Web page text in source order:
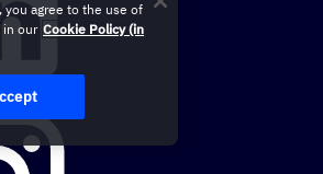
you agree to the use of
in our Cookie Policy (in